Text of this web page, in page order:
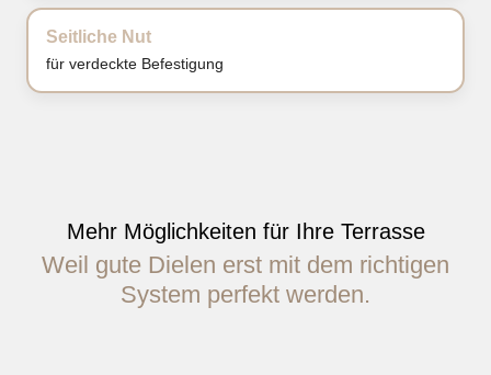
Seitliche Nut
für verdeckte Befestigung
Mehr Möglichkeiten für Ihre Terrasse
Weil gute Dielen erst mit dem richtigen
System perfekt werden.